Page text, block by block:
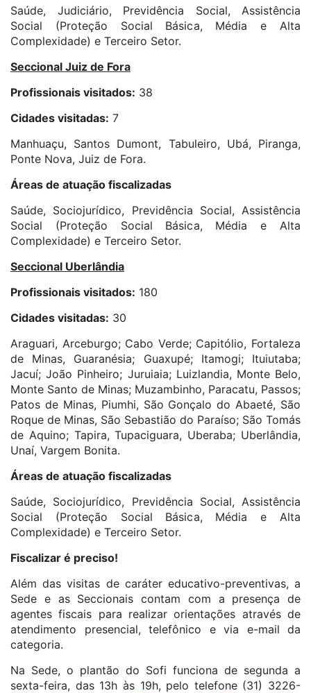
Saúde, Judiciário, Previdência Social, Assistência
Social (Proteção Social Básica, Média e Alta
Complexidade) e Terceiro Setor.
Seccional Juiz de Fora
Profissionais visitados: 38
Cidades visitadas: 7
Manhuaçu, Santos Dumont, Tabuleiro, Ubá, Piranga,
Ponte Nova, Juiz de Fora.
Áreas de atuação fiscalizadas
Saúde, Sociojurídico, Previdência Social, Assistência
Social (Proteção Social Básica, Média e Alta
Complexidade) e Terceiro Setor.
Seccional Uberlândia
Profissionais visitados: 180
Cidades visitadas: 30
Araguari, Arceburgo; Cabo Verde; Capitólio, Fortaleza
de Minas, Guaranésia; Guaxupé; Itamogi; Ituiutaba;
Jacuí; João Pinheiro; Juruiaia; Luizlandia, Monte Belo,
Monte Santo de Minas; Muzambinho, Paracatu, Passos;
Patos de Minas, Piumhi, São Gonçalo do Abaeté, São
Roque de Minas, São Sebastião do Paraíso; São Tomás
de Aquino; Tapira, Tupaciguara, Uberaba; Uberlândia,
Unaí, Vargem Bonita.
Áreas de atuação fiscalizadas
Saúde, Sociojurídico, Previdência Social, Assistência
Social (Proteção Social Básica, Média e Alta
Complexidade) e Terceiro Setor.
Fiscalizar é preciso!
Além das visitas de caráter educativo-preventivas, a
Sede e as Seccionais contam com a presença de
agentes fiscais para realizar orientações através de
atendimento presencial, telefônico e via e-mail da
categoria.
Na Sede, o plantão do Sofi funciona de segunda a
sexta-feira, das 13h às 19h, pelo telefone (31) 3226-